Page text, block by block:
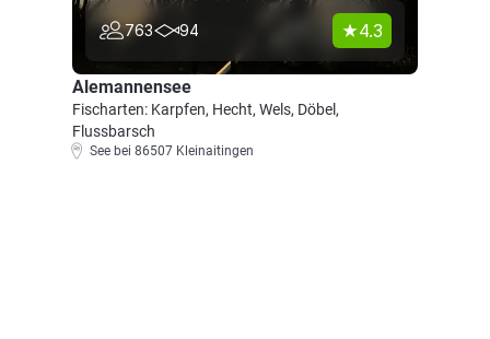
763 94 4.3
Alemannensee
Fischarten: Karpfen, Hecht, Wels, Döbel,
Flussbarsch
See bei 86507 Kleinaitingen